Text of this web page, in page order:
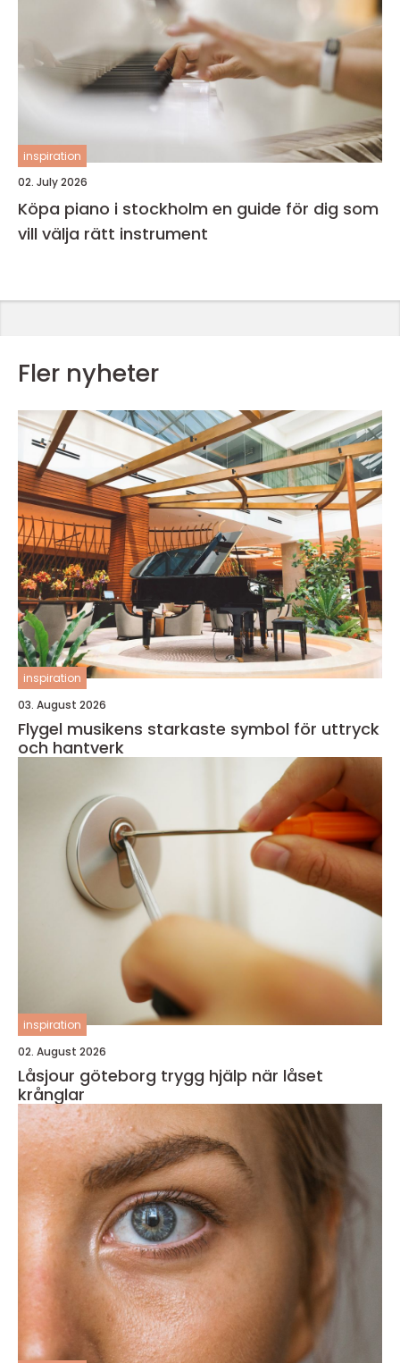
inspiration
02. July 2026
Köpa piano i stockholm en guide för dig som
vill välja rätt instrument
Fler nyheter
inspiration
03. August 2026
Flygel musikens starkaste symbol för uttryck
och hantverk
inspiration
02. August 2026
Låsjour göteborg trygg hjälp när låset
krånglar